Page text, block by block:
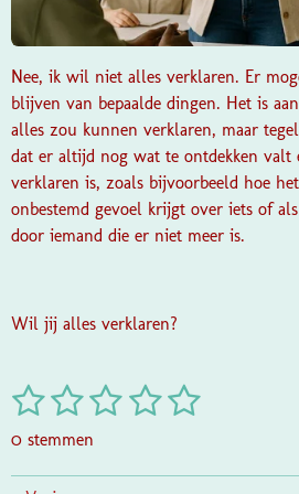
Nee, ik wil niet alles verklaren. Er
blijven van bepaalde dingen. Het is
alles zou kunnen verklaren, maar
dat er altijd nog wat te ontdekken valt
verklaren is, zoals bijvoorbeeld hoe
onbestemd gevoel krijgt over iets of
door iemand die er niet meer is.
Wil jij alles verklaren?
R
t
i
1
s
t
2
s
t
3
s
t
4
t
5
t
S
m
0 stemmen